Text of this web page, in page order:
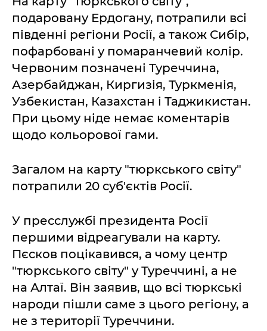
подаровану Ердогану, потрапили всі
південні регіони Росії, а також Сибір,
пофарбовані у помаранчевий колір.
Червоним позначені Туреччина,
Азербайджан, Киргизія, Туркменія,
Узбекистан, Казахстан і Таджикистан.
При цьому ніде немає коментарів
щодо кольорової гами.
Загалом на карту "тюркського світу"
потрапили 20 суб'єктів Росії.
У пресслужбі президента Росії
першими відреагували на карту.
Пєсков поцікавився, а чому центр
"тюркського світу" у Туреччині, а не
на Алтаї. Він заявив, що всі тюркські
народи пішли саме з цього регіону, а
не з території Туреччини.